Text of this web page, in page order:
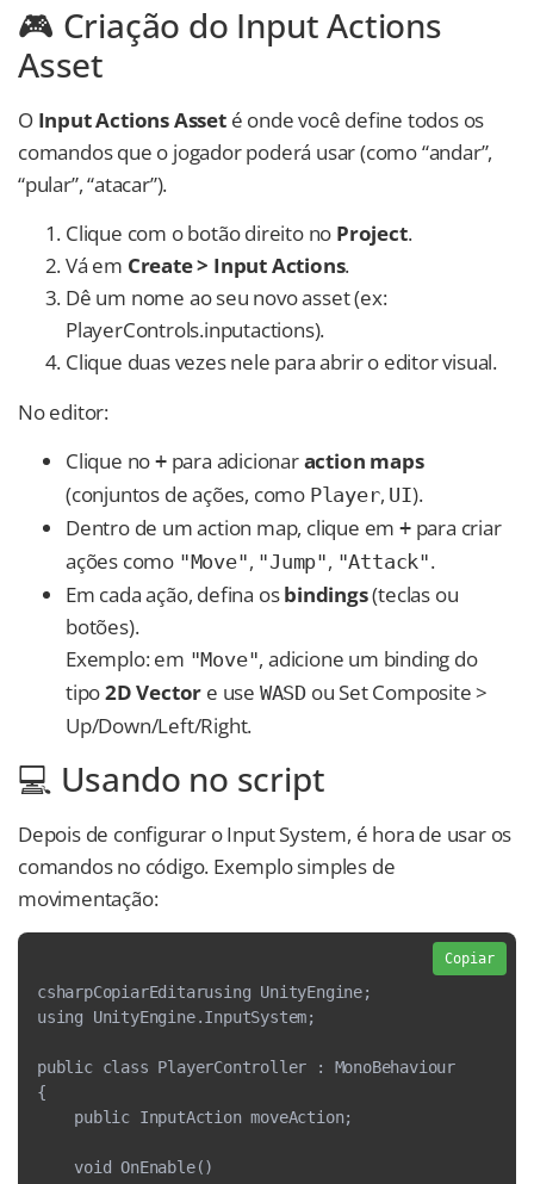
🎮 Criação do Input Actions
Asset
O Input Actions Asseté onde você define todos os
comandos que o jogador poderá usar (como “andar”,
“pular”, “atacar”).
Clique com o botão direito no Project.
Vá em Create > Input Actions.
Dê um nome ao seu novo asset (ex:
PlayerControls.inputactions).
Clique duas vezes nele para abrir o editor visual.
No editor:
Clique no +para adicionaraction maps
(conjuntos de ações, como Player, UI).
Dentro de um action map, clique em +para criar
ações como "Move", "Jump", "Attack".
Em cada ação, defina osbindings(teclas ou
botões).
Exemplo: em "Move", adicione um binding do
tipo2D Vector e use WASD ou Set Composite >
Up/Down/Left/Right.
💻 Usando no script
Depois de configurar o Input System, é hora de usar os
comandos no código. Exemplo simples de
movimentação:
csharpCopiarEditarusing UnityEngine;
using UnityEngine.InputSystem;
public class PlayerController : MonoBehaviour
{
    public InputAction moveAction;
    void OnEnable()
Copiar